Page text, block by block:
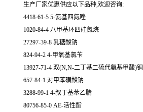
生产厂家优惠供应以下品种,欢迎咨询:
4418-61-5 5-氨基四氮唑
1020-84-4 八甲基环四硅氮烷
27297-39-8 乳糖酸钠
824-94-2 4-甲氧基氯苄
13927-71-4 双(N,N-二丁基二硫代氨基甲酸)铜
657-84-1 对甲苯磺酸钠
3288-99-1 4-叔丁基苯乙腈
80756-85-0 AE-活性酯